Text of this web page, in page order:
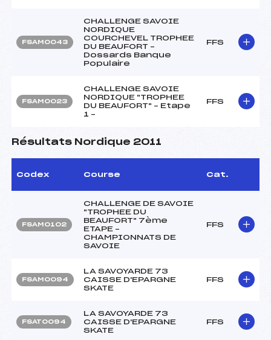
FSAM0043
CHALLENGE SAVOIE
NORDIQUE
COURCHEVEL TROPHEE
DU BEAUFORT –
Dossards Banque
Populaire
FFS
FSAM0023
CHALLENGE SAVOIE
NORDIQUE "TROPHEE
DU BEAUFORT" – Etape
1 –
FFS
Résultats Nordique 2011
Codex Course Cat.
FSAM0102
CHALLENGE DE SAVOIE
"TROPHEE DU
BEAUFORT" 7ème
ETAPE –
CHAMPIONNATS DE
SAVOIE
FFS
FSAM0094
LA SAVOYARDE 73
CAISSE D'EPARGNE
SKATE
FFS
FSAT0094
LA SAVOYARDE 73
CAISSE D'EPARGNE
SKATE
FFS